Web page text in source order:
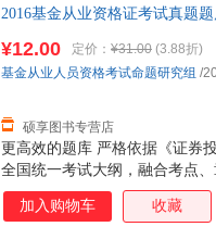
2016基金从业资格证考试真题
捷，下单秒杀，欢迎选购！
更高效的题库 严格依据《证券
全国统一考试大纲，融合考点
教材页码，把教材变“薄”，使
体例 从一般的认识规律出发，
¥12.00 定价： ¥31.00 (3.88折)
硕享图书专营店
基金从业人员资格考试命题研究组 /
加入购物车 收藏